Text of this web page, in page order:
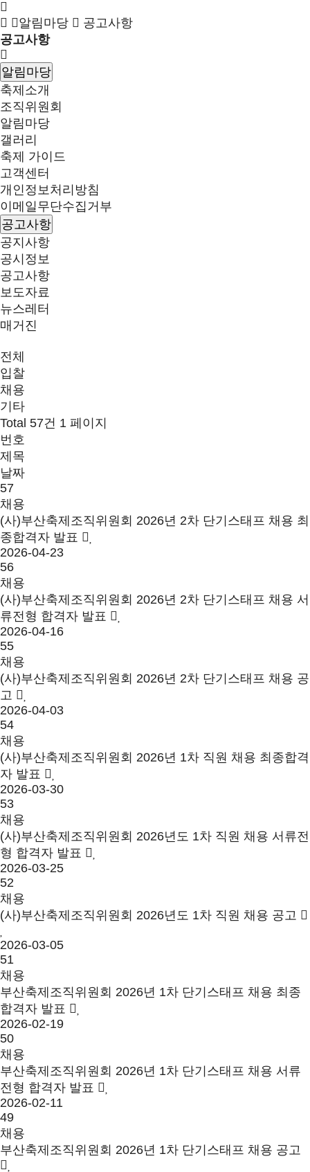
알림마당
공고사항
공고사항
알림마당
축제소개
조직위원회
알림마당
갤러리
축제 가이드
고객센터
개인정보처리방침
이메일무단수집거부
공고사항
공지사항
공시정보
공고사항
보도자료
뉴스레터
매거진
전체
입찰
채용
기타
Total 57건 1 페이지
번호
제목
날짜
57
채용
(사)부산축제조직위원회 2026년 2차 단기스태프 채용 최
종합격자 발표
2026-04-23
56
채용
(사)부산축제조직위원회 2026년 2차 단기스태프 채용 서
류전형 합격자 발표
2026-04-16
55
채용
(사)부산축제조직위원회 2026년 2차 단기스태프 채용 공
고
2026-04-03
54
채용
(사)부산축제조직위원회 2026년 1차 직원 채용 최종합격
자 발표
2026-03-30
53
채용
(사)부산축제조직위원회 2026년도 1차 직원 채용 서류전
형 합격자 발표
2026-03-25
52
채용
(사)부산축제조직위원회 2026년도 1차 직원 채용 공고
2026-03-05
51
채용
부산축제조직위원회 2026년 1차 단기스태프 채용 최종
합격자 발표
2026-02-19
50
채용
부산축제조직위원회 2026년 1차 단기스태프 채용 서류
전형 합격자 발표
2026-02-11
49
채용
부산축제조직위원회 2026년 1차 단기스태프 채용 공고